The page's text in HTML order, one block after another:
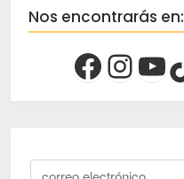
Nos encontrarás en: